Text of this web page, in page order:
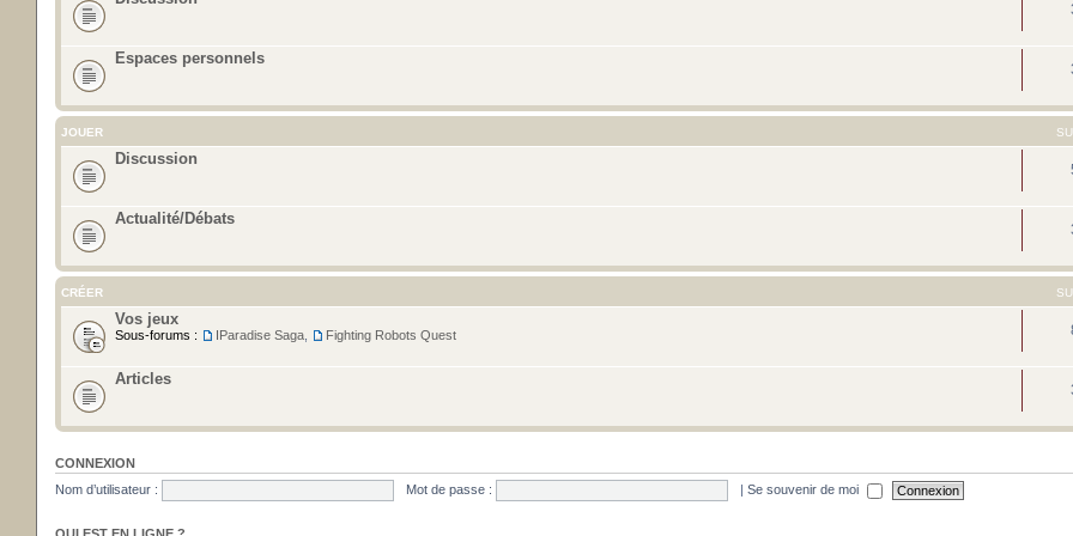
Espaces personnels
JOUER
Discussion
Actualité/Débats
CRÉER
Vos jeux
Sous-forums : IParadise Saga Fighting Robots Quest
Articles
CONNEXION
Nom d’utilisateur :
Mot de passe : | Se souvenir de moi
QUI EST EN LIGNE ?